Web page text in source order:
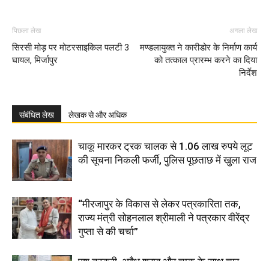
पिछला लेख
सिरसी मोड़ पर मोटरसाइकिल पलटी 3
घायल, मिर्जापुर
अगला लेख
मण्डलायुक्त ने कारीडोर के निर्माण कार्य
को तत्काल प्रारम्भ करने का दिया
निर्देश
संबंधित लेख लेखक से और अधिक
चाकू मारकर ट्रक चालक से 1.06 लाख रुपये लूट
की सूचना निकली फर्जी, पुलिस पूछताछ में खुला राज
“मीरजापुर के विकास से लेकर पत्रकारिता तक,
राज्य मंत्री सोहनलाल श्रीमाली ने पत्रकार वीरेंद्र
गुप्ता से की चर्चा”